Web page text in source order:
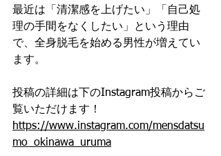
最近は「清潔感を上げたい」「自己処
理の手間をなくしたい」という理由
で、全身脱毛を始める男性が増えてい
ます。
投稿の詳細は下のInstagram投稿からご
覧いただけます！
https://www.instagram.com/mensdatsu
mo_okinawa_uruma